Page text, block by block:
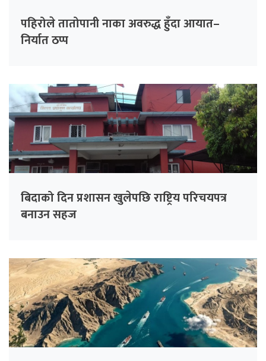
पहिरोले तातोपानी नाका अवरुद्ध हुँदा आयात–
निर्यात ठप्प
बिदाको दिन प्रशासन खुलेपछि राष्ट्रिय परिचयपत्र
बनाउन सहज